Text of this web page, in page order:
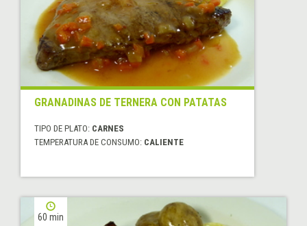
GRANADINAS DE TERNERA CON PATATAS
TIPO DE PLATO: CARNES
TEMPERATURA DE CONSUMO: CALIENTE
60 min